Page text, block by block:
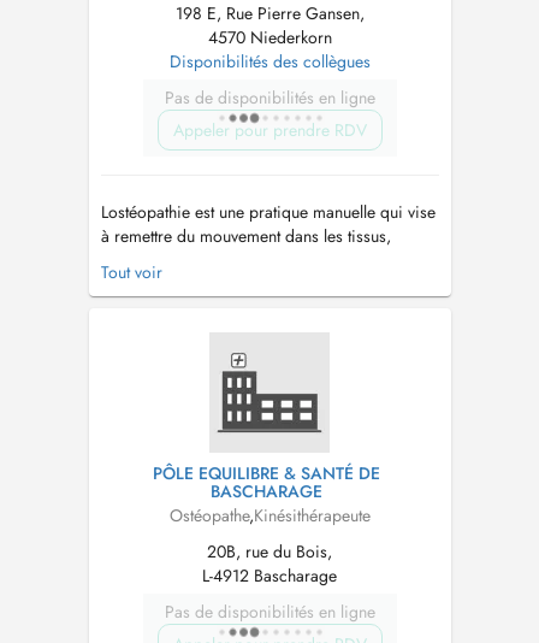
198 E, Rue Pierre Gansen,
4570 Niederkorn
Disponibilités des collègues
Pas de disponibilités en ligne
Appeler pour prendre RDV
Lostéopathie est une pratique manuelle qui vise
à remettre du mouvement dans les tissus,
organes et articulations. Lostéopathie est une
thérapie complémentaire utilisée en particulier
elle soulage tous types de douleurs. Wann Dir
kee passenden RDV ...
Tout voir
PÔLE EQUILIBRE & SANTÉ DE
BASCHARAGE
Ostéopathe,Kinésithérapeute
20B, rue du Bois,
L-4912 Bascharage
Pas de disponibilités en ligne